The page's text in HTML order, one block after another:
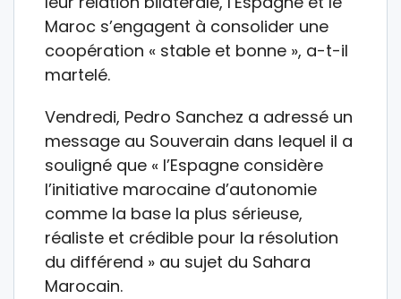
Maroc s’engagent à consolider une
coopération « stable et bonne », a-t-il
martelé.
Vendredi, Pedro Sanchez a adressé un
message au Souverain dans lequel il a
souligné que « l’Espagne considère
l’initiative marocaine d’autonomie
comme la base la plus sérieuse,
réaliste et crédible pour la résolution
du différend » au sujet du Sahara
Marocain.